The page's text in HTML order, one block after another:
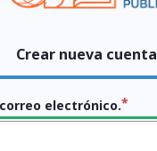
Crear nueva cuenta
electrónico.